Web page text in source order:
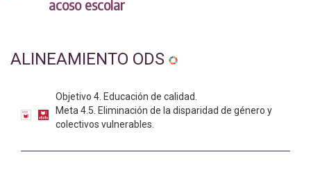
acoso escolar
ALINEAMIENTO ODS
Objetivo 4. Educación de calidad.
Meta 4.5. Eliminación de la disparidad de género y
colectivos vulnerables.